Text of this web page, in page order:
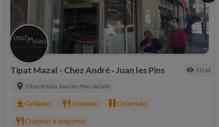
Tipat Mazal - Chez André • Juan les Pins visibility 11164
location_on 1 Rue Bricka Juan les Pins 06160
outdoor_grill Grillades restaurant Israelien kebab_diningOrientale
restaurant Chabbat à emporter